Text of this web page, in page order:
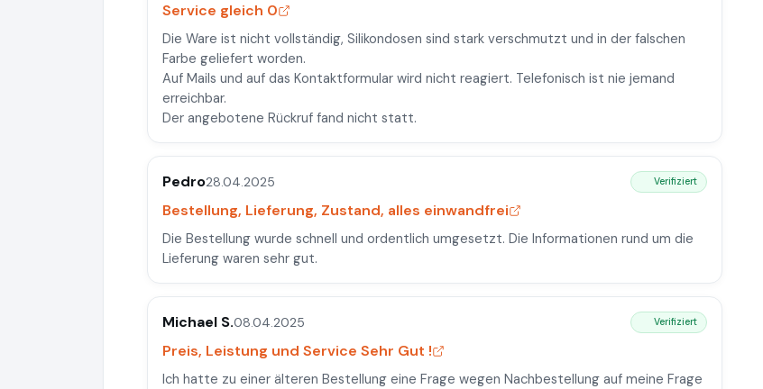
Service gleich 0
Die Ware ist nicht vollständig, Silikondosen sind stark verschmutzt und in der falschen
Farbe geliefert worden.
Auf Mails und auf das Kontaktformular wird nicht reagiert. Telefonisch ist nie jemand
erreichbar.
Der angebotene Rückruf fand nicht statt.
Pedro28.04.2025 Verifiziert
Bestellung, Lieferung, Zustand, alles einwandfrei
Die Bestellung wurde schnell und ordentlich umgesetzt. Die Informationen rund um die
Lieferung waren sehr gut.
Michael S.08.04.2025 Verifiziert
Preis, Leistung und Service Sehr Gut !
Ich hatte zu einer älteren Bestellung eine Frage wegen Nachbestellung auf meine Frage